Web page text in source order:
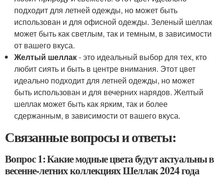
подходит для летней одежды, но может быть
использован и для офисной одежды. Зеленый шеллак
может быть как светлым, так и темным, в зависимости
от вашего вкуса.
Желтый шеллак- это идеальный выбор для тех, кто
любит сиять и быть в центре внимания. Этот цвет
идеально подходит для летней одежды, но может
быть использован и для вечерних нарядов. Желтый
шеллак может быть как ярким, так и более
сдержанным, в зависимости от вашего вкуса.
Связанные вопросы и ответы:
Вопрос 1: Какие модные цвета будут актуальны в
весенне-летних коллекциях Шеллак 2024 года